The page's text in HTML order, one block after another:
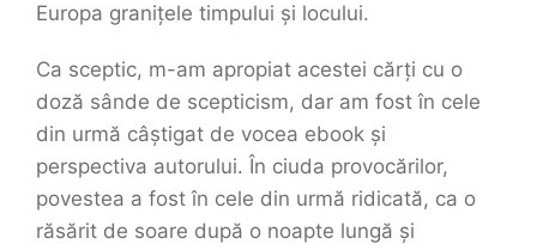
Europa granițele timpului și locului.
Ca sceptic, m-am apropiat acestei cărți cu o
doză sânde de scepticism, dar am fost în cele
din urmă câștigat de vocea ebook și
perspectiva autorului. În ciuda provocărilor,
povestea a fost în cele din urmă ridicată, ca o
răsărit de soare după o noapte lungă și